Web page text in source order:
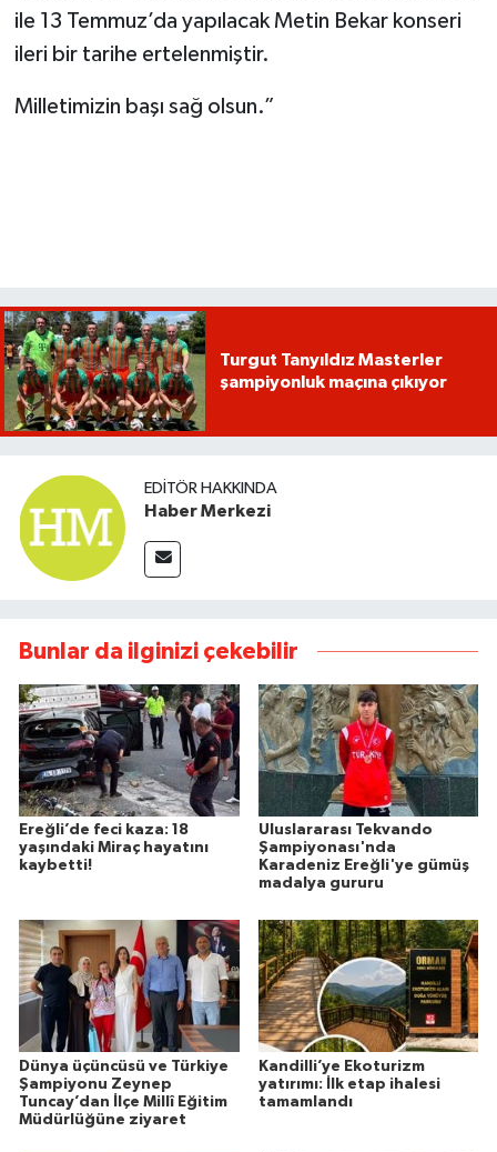
ile 13 Temmuz’da yapılacak Metin Bekar konseri
ileri bir tarihe ertelenmiştir.
Milletimizin başı sağ olsun.”
Turgut Tanyıldız Masterler
şampiyonluk maçına çıkıyor
EDITÖR HAKKINDA
Haber Merkezi
Bunlar da ilginizi çekebilir
Ereğli’de feci kaza: 18
yaşındaki Miraç hayatını
kaybetti!
Uluslararası Tekvando
Şampiyonası'nda
Karadeniz Ereğli'ye gümüş
madalya gururu
Dünya üçüncüsü ve Türkiye
Şampiyonu Zeynep
Tuncay’dan İlçe Millî Eğitim
Müdürlüğüne ziyaret
Kandilli’ye Ekoturizm
yatırımı: İlk etap ihalesi
tamamlandı